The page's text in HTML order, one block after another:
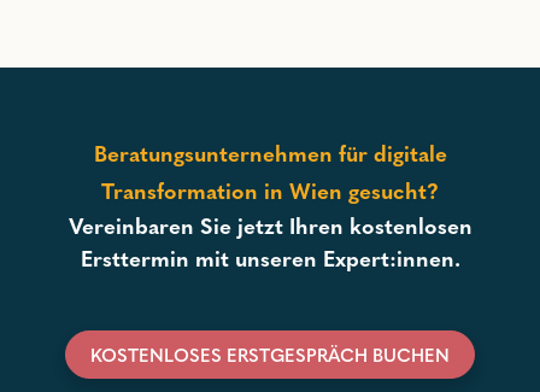
Beratungsunternehmen für digitale
Transformation in Wien gesucht?
Vereinbaren Sie jetzt Ihren kostenlosen
Ersttermin mit unseren Expert:innen.
KOSTENLOSES ERSTGESPRÄCH BUCHEN